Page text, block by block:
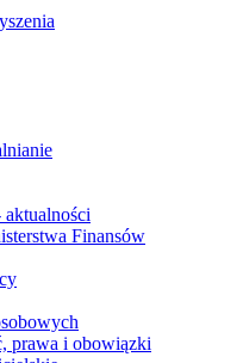
Finansów
prawa i obowiązki